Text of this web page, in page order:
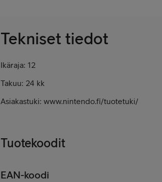
Tekniset tiedot
Ikäraja: 12
Takuu: 24 kk
Asiakastuki: www.nintendo.fi/tuotetuki/
Tuotekoodit
EAN-koodi